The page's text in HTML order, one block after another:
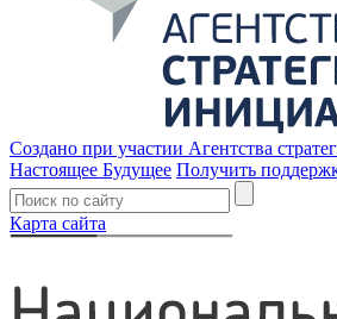
Создано при участии Агентства
Настоящее Будущее Получить
Карта сайта